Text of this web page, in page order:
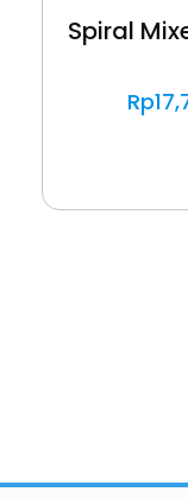
Spiral
Rp